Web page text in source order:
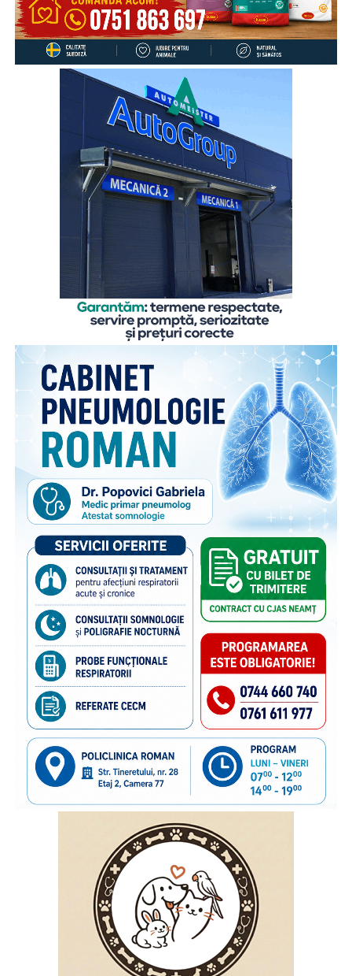
dată pe săptămână, 17% mai rar, iar 4% preferă să discute
despre aceste aspecte cu altcineva.
„Cu toate că înțeleg rațional motivele care i-au determinat
pe părinți să plece în străinătate, pentru a le putea asigura
un trai decent, copiii rămași cel mai adesea în grija rudelor
din țară resimt absența părinților zi de zi, mai ales atunci
când au probleme, simt nevoia să fie sfătuiți sau să fie
sprijiniți emoțional. De aceea comunicarea cu părinții este
esențială, chiar și de la distanță, pentru că ea îi dă
copilului sentimentul de siguranță de care are atâta
explică
Gabriela Alexandrescu, Președinte
Executiv Salvați Copiii România.
În acest context, Organizația Salvați Copiii România
lansează activitățile din cadrul ediției 2026 a proiectului
„Sună-i zilnic! Conexiune dincolo de granițe”, finanțat de
Departamentul pentru Românii de Pretutindeni și adresat
părinților români care muncesc în străinătate. Proiectul
face parte din campania națională multianuală cu același
nume, care reunește, sub același concept, o serie de
inițiative menite să sprijine copiii rămași în țară și familiile
acestora. Pe lângă activitățile dedicate părinților din
diaspora, campania include acțiuni adresate persoanelor în
grija cărora rămân copiii, membrilor comunității și
specialiștilor din domeniile asistenței sociale și educației,
cu scopul de a susține bunăstarea emoțională a copiilor și
menținerea relației acestora cu părinții plecați la muncă în
străinătate. Campania se bucură de susținerea Autorității
Naționale pentru Protecția Drepturilor Copilului și Adopție,
a Poliției de Frontieră Române și Aeroporturilor Craiova,
Cluj-Napoca, Iași, Suceava.
“Poliția de Frontieră Română este alături de Organizația
Salvați Copiii în acest demers de informare și prevenire,
deoarece știm că, dincolo de frontiere, există și povești de
familie care au nevoie de sprijin. În anii de colaborare am
susținut împreună transmiterea unor mesaje importante
către părinții care pleacă la muncă în străinătate,
încurajându-i să păstreze o legătură permanentă cu copiii
rămași acasă și să acorde atenție nevoilor lor emoționale.
Vom continua acest parteneriat, convinși că informarea și
cooperarea dintre instituții și organizațiile cu experiență
pot contribui la protejarea interesului superior al copilului
și la sprijinirea familiilor aflate în această situație”
inspectorul general al Poliției de Frontieră
Române, chestor principal de poliție Cornel Laurian